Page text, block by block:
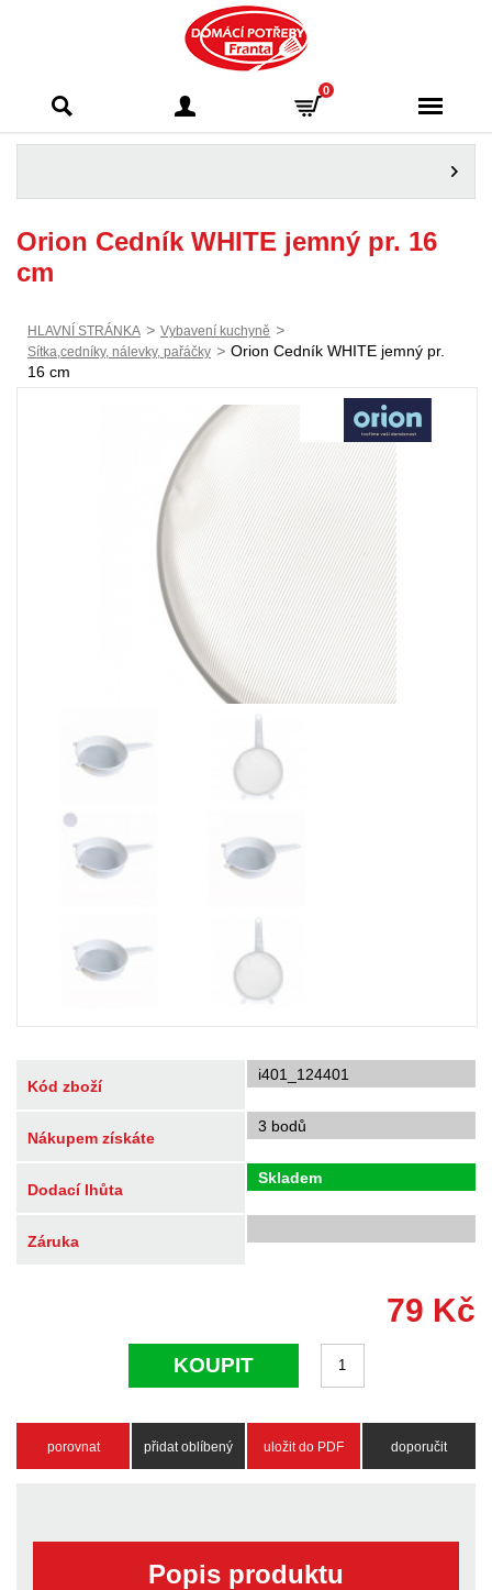
Franta - Příbram
0
Orion Cedník WHITE jemný pr. 16
cm
HLAVNÍ STRÁNKA > Vybavení kuchyně >
Sítka,cedníky, nálevky, pařáčky > Orion Cedník WHITE jemný pr.
16 cm
Kód zboží
i401_124401
Nákupem získáte
3 bodů
Dodací lhůta
Skladem
Záruka
79 Kč
KOUPIT
porovnat přidat oblíbený uložit do PDF doporučit
Popis produktu